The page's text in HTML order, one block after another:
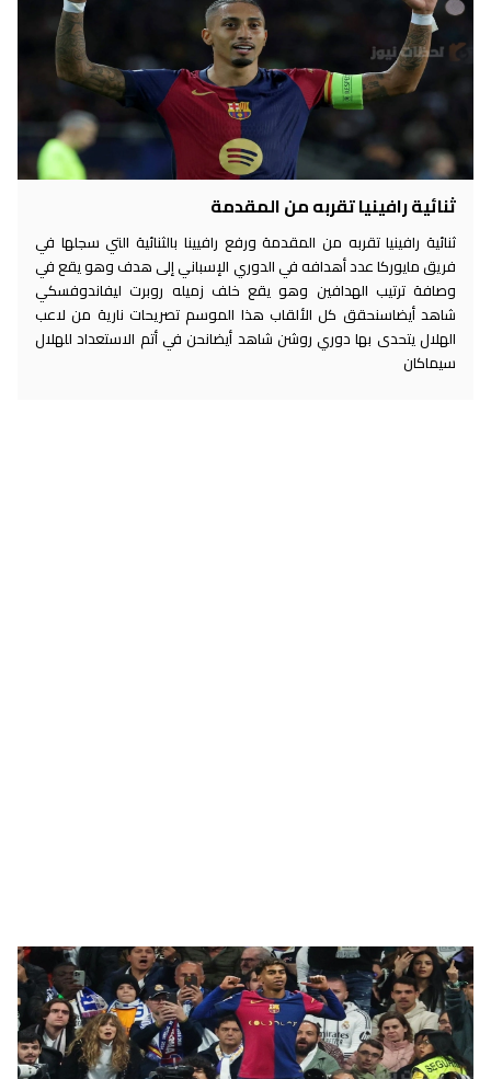
ثنائية رافينيا تقربه من المقدمة
ثنائية رافينيا تقربه من المقدمة ورفع رافيينا بالثنائية التي سجلها في
فريق مايوركا عدد أهدافه في الدوري الإسباني إلى هدف وهو يقع في
وصافة ترتيب الهدافين وهو يقع خلف زميله روبرت ليفاندوفسكي
شاهد أيضاسنحقق كل الألقاب هذا الموسم تصريحات نارية من لاعب
الهلال يتحدى بها دوري روشن شاهد أيضانحن في أتم الاستعداد للهلال
سيماكان